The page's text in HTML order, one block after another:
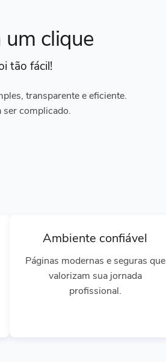
clique
tão fácil!
transparente e eficiente.
ser complicado.
Ambiente confiável
Páginas modernas e seguras que
valorizam sua jornada
profissional.